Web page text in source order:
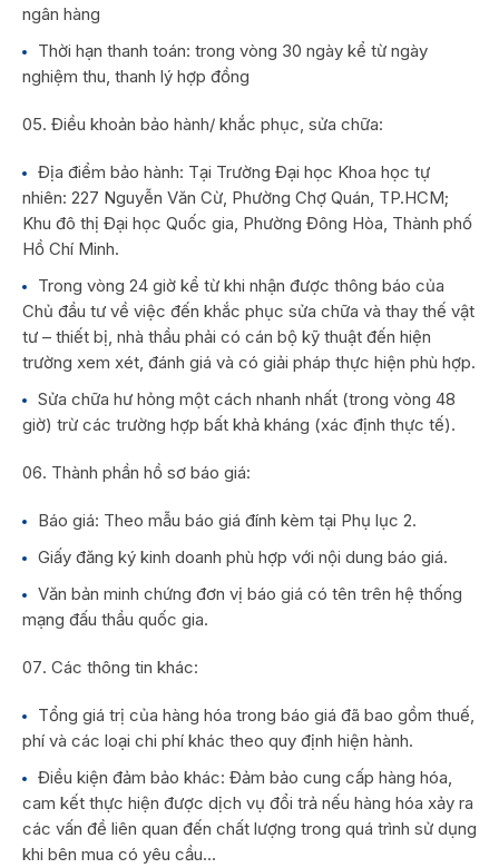
ngân hàng
Thời hạn thanh toán: trong vòng 30 ngày kể từ ngày
nghiệm thu, thanh lý hợp đồng
Điều khoản bảo hành/ khắc phục, sửa chữa:
Địa điểm bảo hành: Tại Trường Đại học Khoa học tự
nhiên: 227 Nguyễn Văn Cừ, Phường Chợ Quán, TP.HCM;
Khu đô thị Đại học Quốc gia, Phường Đông Hòa, Thành phố
Hồ Chí Minh.
Trong vòng 24 giờ kể từ khi nhận được thông báo của
Chủ đầu tư về việc đến khắc phục sửa chữa và thay thế vật
tư – thiết bị, nhà thầu phải có cán bộ kỹ thuật đến hiện
trường xem xét, đánh giá và có giải pháp thực hiện phù hợp.
Sửa chữa hư hỏng một cách nhanh nhất (trong vòng 48
giờ) trừ các trường hợp bất khả kháng (xác định thực tế).
Thành phần hồ sơ báo giá:
Báo giá: Theo mẫu báo giá đính kèm tại Phụ lục 2.
Giấy đăng ký kinh doanh phù hợp với nội dung báo giá.
Văn bản minh chứng đơn vị báo giá có tên trên hệ thống
mạng đấu thầu quốc gia.
Các thông tin khác:
Tổng giá trị của hàng hóa trong báo giá đã bao gồm thuế,
phí và các loại chi phí khác theo quy định hiện hành.
Điều kiện đảm bảo khác: Đảm bảo cung cấp hàng hóa,
cam kết thực hiện được dịch vụ đổi trả nếu hàng hóa xảy ra
các vấn đề liên quan đến chất lượng trong quá trình sử dụng
khi bên mua có yêu cầu…